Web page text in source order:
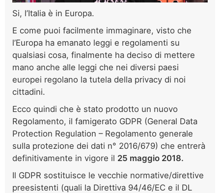
Si, l’Italia è in Europa.
E come puoi facilmente immaginare, visto che
l’Europa ha emanato leggi e regolamenti su
qualsiasi cosa, finalmente ha deciso di mettere
mano anche alle leggi che nei diversi paesi
europei regolano la tutela della privacy di noi
cittadini.
Ecco quindi che è stato prodotto un nuovo
Regolamento, il famigerato GDPR (General Data
Protection Regulation – Regolamento generale
sulla protezione dei dati n° 2016/679) che entrerà
definitivamente in vigore il 25 maggio 2018.
Il GDPR sostituisce le vecchie normative/direttive
preesistenti (quali la Direttiva 94/46/EC e il DL